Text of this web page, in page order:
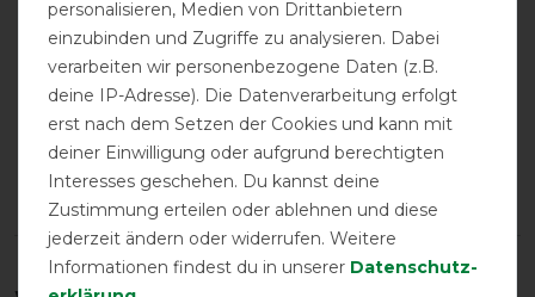
personalisieren, Medien von Drittanbietern
einzubinden und Zugriffe zu analysieren. Dabei
verarbeiten wir personenbezogene Daten (z.B.
deine IP-Adresse). Die Datenverarbeitung erfolgt
erst nach dem Setzen der Cookies und kann mit
deiner Einwilligung oder aufgrund berechtigten
Interesses geschehen. Du kannst deine
Zustimmung erteilen oder ablehnen und diese
jederzeit ändern oder widerrufen. Weitere
Informationen findest du in unserer Daten­schutz­